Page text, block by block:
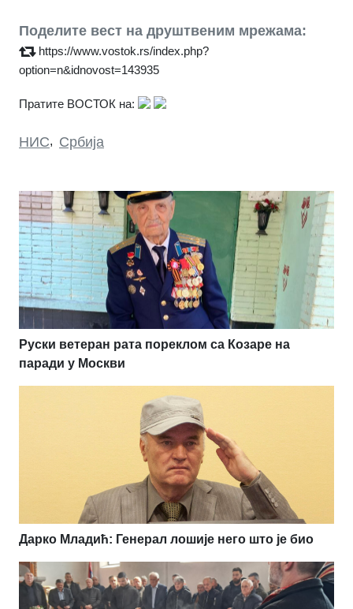
Поделите вест на друштвеним мрежама:
https://www.vostok.rs/index.php?
option=n&idnovost=143935
Пратите ВОСТОК на:
НИС, Србија
Руски ветеран рата пореклом са Козаре на
паради у Москви
Дарко Младић: Генерал лошије него што је био